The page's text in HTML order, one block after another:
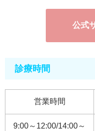
公式
診療時間
営業時間
9:00～12:00/14:00～